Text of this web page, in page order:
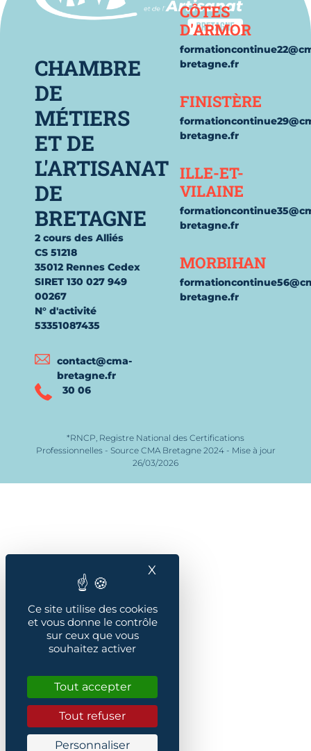
Ce site utilise des cookies
et vous donne le contrôle
sur ceux que vous
souhaitez activer
Tout accepter
Tout refuser
Personnaliser
X
CHAMBRE
DE
MÉTIERS
ET DE
L'ARTISANAT
DE
BRETAGNE
2 cours des Alliés
CS 51218
35012 Rennes Cedex
SIRET 130 027 949
00267
N° d'activité
53351087435
contact@cma-
bretagne.fr
30 06
Contact
CÔTES
D'ARMOR
bretagne.fr
FINISTÈRE
bretagne.fr
ILLE-ET-
VILAINE
bretagne.fr
MORBIHAN
bretagne.fr
*RNCP, Registre National des Certifications
Professionnelles - Source CMA Bretagne 2024 - Mise à jour
26/03/2026